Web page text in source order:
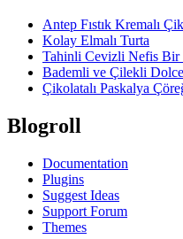
Antep Fıstık Kremalı
Kolay Elmalı Turta
Tahinli Cevizli Nefis Bir
Bademli ve Çilekli
Çikolatalı Paskalya
Blogroll
Documentation
Plugins
Suggest Ideas
Support Forum
Themes